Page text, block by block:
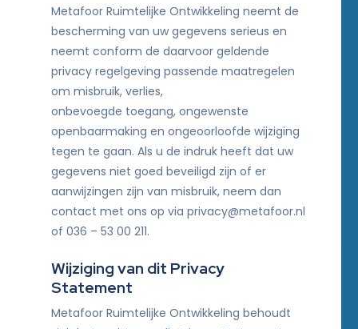
Metafoor Ruimtelijke Ontwikkeling neemt de
bescherming van uw gegevens serieus en
neemt conform de daarvoor geldende
privacy regelgeving passende maatregelen
om misbruik, verlies,
onbevoegde toegang, ongewenste
openbaarmaking en ongeoorloofde wijziging
tegen te gaan. Als u de indruk heeft dat uw
gegevens niet goed beveiligd zijn of er
aanwijzingen zijn van misbruik, neem dan
contact met ons op via privacy@metafoor.nl
of 036 – 53 00 211.
Wijziging van dit Privacy
Statement
Metafoor Ruimtelijke Ontwikkeling behoudt